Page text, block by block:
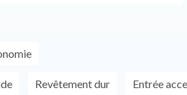
Revêtement dur Entrée